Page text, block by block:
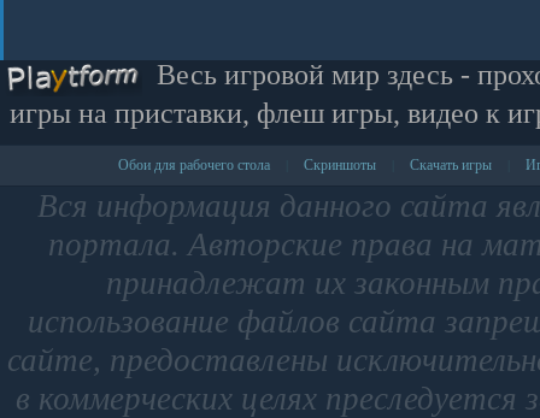
Весь игровой мир здесь -
игры на приставки, флеш игры, видео к
Обои для рабочего стола Скриншоты Скачать игры
Вся информация данного сайта
портала. Авторские права на
принадлежат их законным
использование файлов сайта
сайте, предоставлены
в коммерческих целях